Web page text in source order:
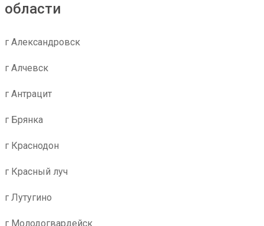
области
г Александровск
г Алчевск
г Антрацит
г Брянка
г Краснодон
г Красный луч
г Лутугино
г Молодогвардейск